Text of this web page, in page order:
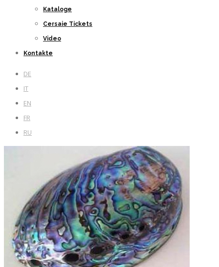
Kataloge
Cersaie Tickets
Video
Kontakte
DE
IT
EN
FR
RU